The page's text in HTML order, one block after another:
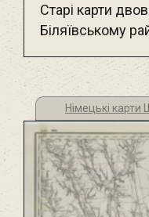
Старі карти
Біляївському
Німецькі карти